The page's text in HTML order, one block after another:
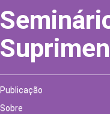
Publicação
Sobre